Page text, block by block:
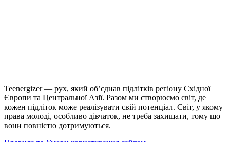
Teenergizer — рух, який об’єднав підлітків регіону Східної
Європи та Центральної Азії. Разом ми створюємо світ, де
кожен підліток може реалізувати свій потенціал. Світ, у якому
права молоді, особливо дівчаток, не треба захищати, тому що
вони повністю дотримуються.